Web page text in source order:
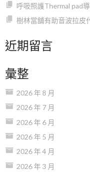
呼吸照護Thermal pad
樹林當舖有助音波拉皮
近期留言
彙整
2026 年 8 月
2026 年 7 月
2026 年 6 月
2026 年 5 月
2026 年 4 月
2026 年 3 月